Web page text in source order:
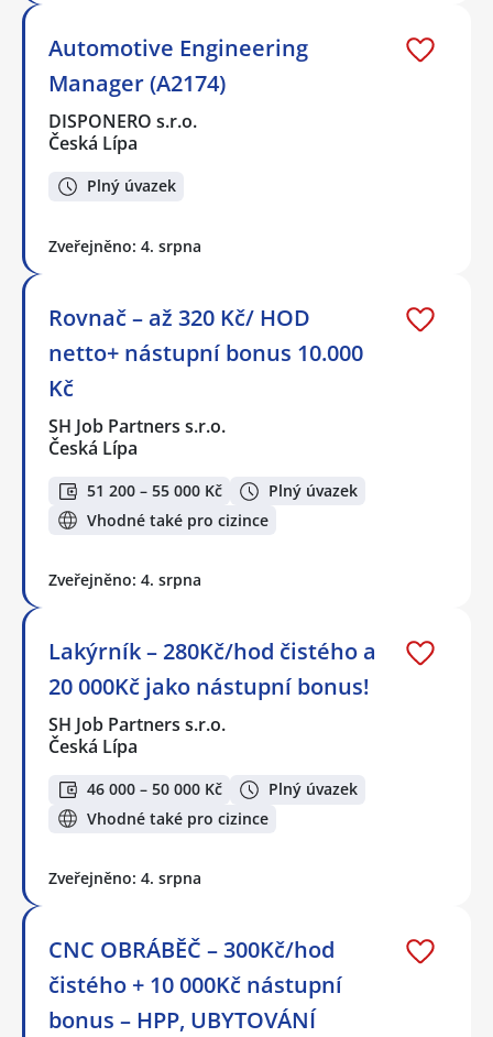
Automotive Engineering
Manager (A2174)
DISPONERO s.r.o.
Česká Lípa
Plný úvazek
Zveřejněno: 4. srpna
Rovnač – až 320 Kč/ HOD
netto+ nástupní bonus 10.000
Kč
SH Job Partners s.r.o.
Česká Lípa
51 200 – 55 000 Kč
Plný úvazek
Vhodné také pro cizince
Zveřejněno: 4. srpna
Lakýrník – 280Kč/hod čistého a
20 000Kč jako nástupní bonus!
SH Job Partners s.r.o.
Česká Lípa
46 000 – 50 000 Kč
Plný úvazek
Vhodné také pro cizince
Zveřejněno: 4. srpna
CNC OBRÁBĚČ – 300Kč/hod
čistého + 10 000Kč nástupní
bonus – HPP, UBYTOVÁNÍ